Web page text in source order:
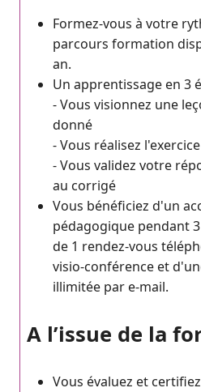
Formez-vous à votre
parcours formation
an.
Un apprentissage en 3
- Vous visionnez une
donné
- Vous réalisez
- Vous validez votre
au corrigé
Vous bénéficiez d'un
pédagogique pendant
de 1 rendez-vous
visio-conférence et
illimitée par e-mail.
A l’issue de la
Vous évaluez et